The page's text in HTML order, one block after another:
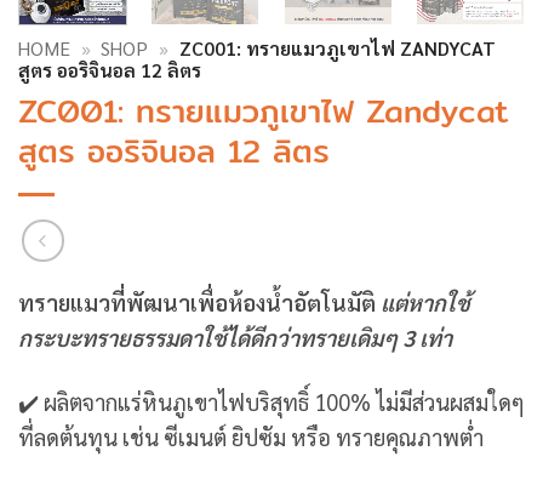
HOME » SHOP » ZC001: ทรายแมวภูเขาไฟ ZANDYCAT
สูตร ออริจินอล 12 ลิตร
ZC001: ทรายแมวภูเขาไฟ Zandycat
สูตร ออริจินอล 12 ลิตร
ทรายแมวที่พัฒนาเพื่อห้องน้ำอัตโนมัติ แต่หากใช้
กระบะทรายธรรมดาใช้ได้ดีกว่าทรายเดิมๆ 3 เท่า
✔️ ผลิตจากแร่หินภูเขาไฟบริสุทธิ์ 100% ไม่มีส่วนผสมใดๆ
ที่ลดต้นทุน เช่น ซีเมนต์ ยิปซัม หรือ ทรายคุณภาพต่ำ